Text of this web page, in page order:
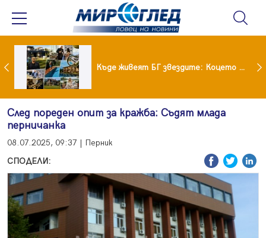
Ето го новият на Мартина от "Ергенът" Къде живеят БГ звездите: Коцето с дворец, Лозанова с имение, Миро с дом за над 2 млн. евро
След пореден опит за кражба: Съдят млада
перничанка
08.07.2025, 09:37 | Перник
СПОДЕЛИ: